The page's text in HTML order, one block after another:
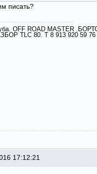
писать?
OFF ROAD MASTER
TLC 80. Т 8 913 920 59 76
17:12:21